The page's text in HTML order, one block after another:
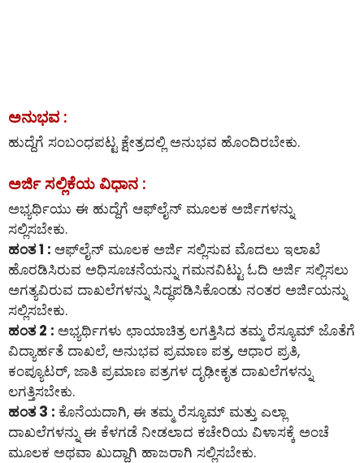
ಅನುಭವ :
ಹುದ್ದೆಗೆ ಸಂಬಂಧಪಟ್ಟ ಕ್ಷೇತ್ರದಲ್ಲಿ ಅನುಭವ ಹೊಂದಿರಬೇಕು.
ಅರ್ಜಿ ಸಲ್ಲಿಕೆಯ ವಿಧಾನ :
ಅಭ್ಯರ್ಥಿಯು ಈ ಹುದ್ದೆಗೆ ಆಫ್‌ಲೈನ್‌ ಮೂಲಕ ಅರ್ಜಿಗಳನ್ನು
ಸಲ್ಲಿಸಬೇಕು.
ಹಂತ 1 : ಆಫ್‌ಲೈನ್‌ ಮೂಲಕ ಅರ್ಜಿ ಸಲ್ಲಿಸುವ ಮೊದಲು ಇಲಾಖೆ
ಹೊರಡಿಸಿರುವ ಅಧಿಸೂಚನೆಯನ್ನು ಗಮನವಿಟ್ಟು ಓದಿ ಅರ್ಜಿ ಸಲ್ಲಿಸಲು
ಅಗತ್ಯವಿರುವ ದಾಖಲೆಗಳನ್ನು ಸಿದ್ಧಪಡಿಸಿಕೊಂಡು ನಂತರ ಅರ್ಜಿಯನ್ನು
ಸಲ್ಲಿಸಬೇಕು.
ಹಂತ 2 : ಅಭ್ಯರ್ಥಿಗಳು ಛಾಯಾಚಿತ್ರ ಲಗತ್ತಿಸಿದ ತಮ್ಮ ರೆಸ್ಯೂಮ್ ಜೊತೆಗೆ
ವಿದ್ಯಾರ್ಹತೆ ದಾಖಲೆ, ಅನುಭವ ಪ್ರಮಾಣ ಪತ್ರ, ಆಧಾರ ಪ್ರತಿ,
ಕಂಪ್ಯೂಟರ್, ಜಾತಿ ಪ್ರಮಾಣ ಪತ್ರಗಳ ದೃಢೀಕೃತ ದಾಖಲೆಗಳನ್ನು
ಲಗತ್ತಿಸಬೇಕು.
ಹಂತ 3 : ಕೊನೆಯದಾಗಿ, ಈ ತಮ್ಮ ರೆಸ್ಯೂಮ್ ಮತ್ತು ಎಲ್ಲಾ
ದಾಖಲೆಗಳನ್ನು ಈ ಕೆಳಗಡೆ ನೀಡಲಾದ ಕಚೇರಿಯ ವಿಳಾಸಕ್ಕೆ ಅಂಚೆ
ಮೂಲಕ ಅಥವಾ ಖುದ್ದಾಗಿ ಹಾಜರಾಗಿ ಸಲ್ಲಿಸಬೇಕು.